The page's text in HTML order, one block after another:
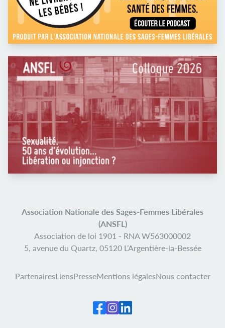
Association Nationale des Sages-Femmes Libérales
(ANSFL)
Association de loi 1901 - RNA W563000002
5, avenue du Quartz, 05120 L’Argentière-la-Bessée
PartenairesLiensPresseMentions légalesNous contacter